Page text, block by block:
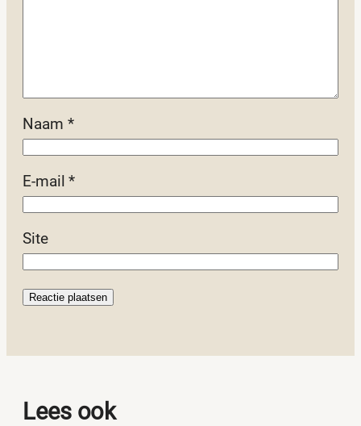
Naam *
E-mail*
Site
Lees ook